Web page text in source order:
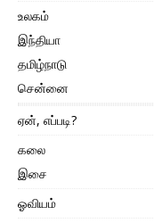
உலகம்
இந்தியா
தமிழ்நாடு
சென்னை
ஏன், எப்படி?
கலை
இசை
ஓவியம்